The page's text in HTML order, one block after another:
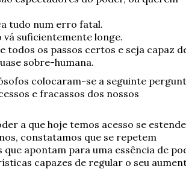
tudo num erro fatal.
vá suficientemente longe.
todos os passos certos e seja capaz
sobre-humana.
colocaram-se a seguinte
e fracassos dos nossos
a que hoje temos acesso se
constatamos que se repetem
apontam para uma essência de
capazes de regular o seu